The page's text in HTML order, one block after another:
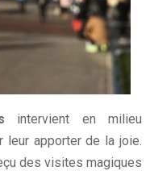
intervient en milieu
apporter de la joie.
des visites magiques